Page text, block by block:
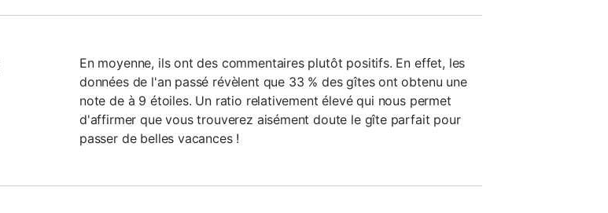
En moyenne, ils ont des commentaires plutôt positifs. En effet, les
données de l'an passé révèlent que 33 % des gîtes ont obtenu une
note de à 9 étoiles. Un ratio relativement élevé qui nous permet
d'affirmer que vous trouverez aisément doute le gîte parfait pour
passer de belles vacances !